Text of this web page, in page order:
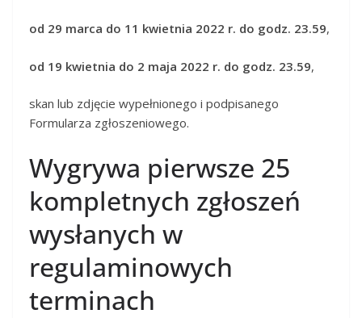
od 29 marca do 11 kwietnia 2022 r. do godz. 23.59,
od 19 kwietnia do 2 maja 2022 r. do godz. 23.59,
skan lub zdjęcie wypełnionego i podpisanego
Formularza zgłoszeniowego.
Wygrywa pierwsze 25
kompletnych zgłoszeń
wysłanych w
regulaminowych
terminach